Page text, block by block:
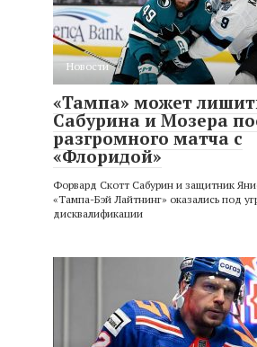
Новости
«Тампа» может
Сабурина и Мозера
разгромного матча с
«Флоридой»
Форвард Скотт Сабурин и защитник
«Тампа-Бэй Лайтнинг» оказались под
дисквалификации